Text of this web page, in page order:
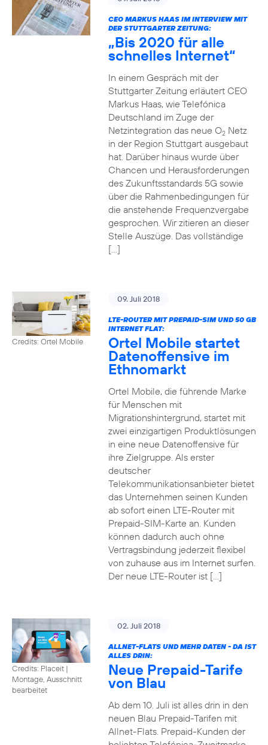
CEO MARKUS HAAS IM INTERVIEW MIT
DER STUTTGARTER ZEITUNG:
„Bis 2020 für alle
schnelles Internet“
In einem Gespräch mit der
Stuttgarter Zeitung erläutert CEO
Markus Haas, wie Telefónica
Deutschland im Zuge der
Netzintegration das neue O2Netz
in der Region Stuttgart ausgebaut
hat. Darüber hinaus wurde über
Chancen und Herausforderungen
des Zukunftsstandards 5G sowie
über die Rahmenbedingungen für
die anstehende Frequenzvergabe
gesprochen. Wir zitieren an dieser
Stelle Auszüge. Das vollständige
[…]
Credits: Ortel Mobile
09. Juli 2018
LTE-ROUTER MIT PREPAID-SIM UND 50 GB
INTERNET FLAT:
Ortel Mobile startet
Datenoffensive im
Ethnomarkt
Ortel Mobile, die führende Marke
für Menschen mit
Migrationshintergrund, startet mit
zwei einzigartigen Produktlösungen
in eine neue Datenoffensive für
ihre Zielgruppe. Als erster
deutscher
Telekommunikationsanbieter bietet
das Unternehmen seinen Kunden
ab sofort einen LTE-Router mit
Prepaid-SIM-Karte an. Kunden
können dadurch auch ohne
Vertragsbindung jederzeit flexibel
von zuhause aus im Internet surfen.
Der neue LTE-Router ist […]
Credits: Placeit |
Montage, Ausschnitt
bearbeitet
02. Juli 2018
ALLNET-FLATS UND MEHR DATEN - DA IST
ALLES DRIN:
Neue Prepaid-Tarife
von Blau
Ab dem 10. Juli ist alles drin in den
neuen Blau Prepaid-Tarifen mit
Allnet-Flats. Prepaid-Kunden der